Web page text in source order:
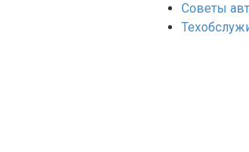
Советы